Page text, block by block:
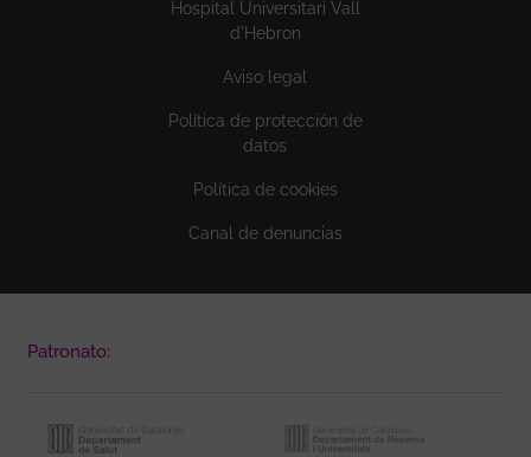
Hospital Universitari Vall
d'Hebron
Aviso legal
Política de protección de
datos
Política de cookies
Canal de denuncias
Patronato: